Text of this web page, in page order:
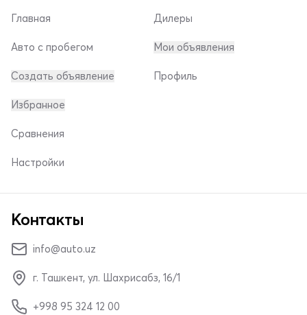
Главная
Авто с пробегом
Создать объявление
Дилеры
Мои объявления
Профиль
Избранное
Сравнения
Настройки
Контакты
info@auto.uz
г. Ташкент, ул. Шахрисабз, 16/1
+998 95 324 12 00